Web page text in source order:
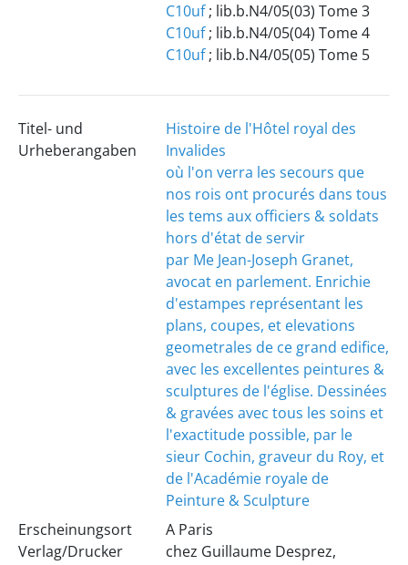
C10uf; lib.b.N4/05(03) Tome 3
C10uf; lib.b.N4/05(04) Tome 4
C10uf; lib.b.N4/05(05) Tome 5
Titel- und
Urheberangaben
Histoire de l'Hôtel royal des
Invalides
où l'on verra les secours que
nos rois ont procurés dans tous
les tems aux officiers & soldats
hors d'état de servir
par Me Jean-Joseph Granet,
avocat en parlement. Enrichie
d'estampes représentant les
plans, coupes, et elevations
geometrales de ce grand edifice,
avec les excellentes peintures &
sculptures de l'église. Dessinées
& gravées avec tous les soins et
l'exactitude possible, par le
sieur Cochin, graveur du Roy, et
de l'Académie royale de
Peinture & Sculpture
Erscheinungsort
Verlag/Drucker
A Paris
chez Guillaume Desprez,